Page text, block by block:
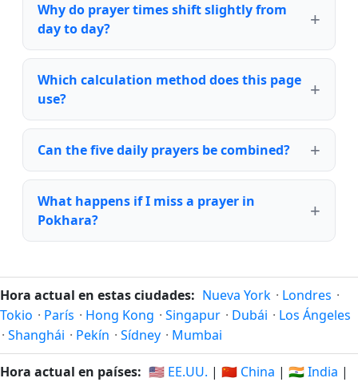
Why do prayer times shift slightly from
day to day?
Which calculation method does this page
use?
Can the five daily prayers be combined?
What happens if I miss a prayer in
Pokhara?
Hora actual en estas ciudades: Nueva York · Londres ·
Tokio · París · Hong Kong · Singapur · Dubái · Los Ángeles
· Shanghái · Pekín · Sídney · Mumbai
Hora actual en países: 🇺🇸 EE.UU. | 🇨🇳 China | 🇮🇳 India |